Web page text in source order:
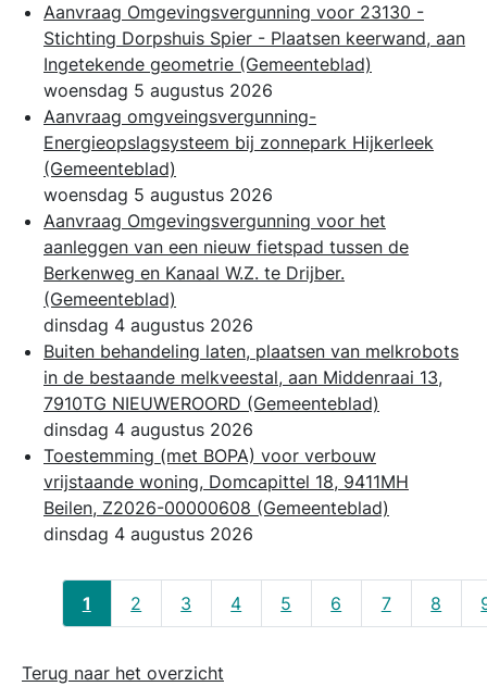
Aanvraag Omgevingsvergunning voor 23130 -
Stichting Dorpshuis Spier - Plaatsen keerwand, aan
Ingetekende geometrie (Gemeenteblad)
woensdag 5 augustus 2026
Aanvraag omgveingsvergunning-
Energieopslagsysteem bij zonnepark Hijkerleek
(Gemeenteblad)
woensdag 5 augustus 2026
Aanvraag Omgevingsvergunning voor het
aanleggen van een nieuw fietspad tussen de
Berkenweg en Kanaal W.Z. te Drijber.
(Gemeenteblad)
dinsdag 4 augustus 2026
Buiten behandeling laten, plaatsen van melkrobots
in de bestaande melkveestal, aan Middenraai 13,
7910TG NIEUWEROORD (Gemeenteblad)
dinsdag 4 augustus 2026
Toestemming (met BOPA) voor verbouw
vrijstaande woning, Domcapittel 18, 9411MH
Beilen, Z2026-00000608 (Gemeenteblad)
dinsdag 4 augustus 2026
1 2 3 4 5 6 7 8
Terug naar het overzicht